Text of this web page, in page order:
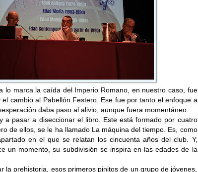
lo marca la caída del Imperio Romano, en nuestro caso, fue
el cambio al Pabellón Festero. Ese fue por tanto el enfoque a
daba paso al alivio, aunque fuera momentáneo.
a pasar a diseccionar el libro. Este está formado por cuatro
de ellos, se le ha llamado La máquina del tiempo. Es, como
en el que se relatan los cincuenta años del club. Y,
un momento, su subdivisión se inspira en las edades de la
la prehistoria, esos primeros pinitos de un grupo de jóvenes,